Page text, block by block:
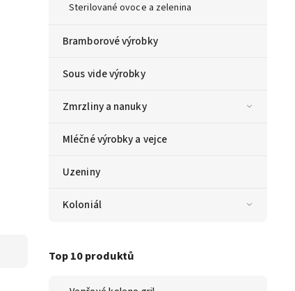
Sterilované ovoce a zelenina
Bramborové výrobky
Sous vide výrobky
Zmrzliny a nanuky
Mléčné výrobky a vejce
Uzeniny
Koloniál
Top 10 produktů